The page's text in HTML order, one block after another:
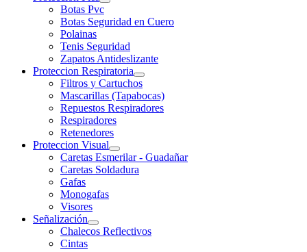
Botas Pvc
Botas Seguridad en Cuero
Polainas
Tenis Seguridad
Zapatos Antideslizante
Proteccion Respiratoria
Filtros y Cartuchos
Mascarillas (Tapabocas)
Repuestos Respiradores
Respiradores
Retenedores
Proteccion Visual
Caretas Esmerilar - Guadañar
Caretas Soldadura
Gafas
Monogafas
Visores
Señalización
Chalecos Reflectivos
Cintas